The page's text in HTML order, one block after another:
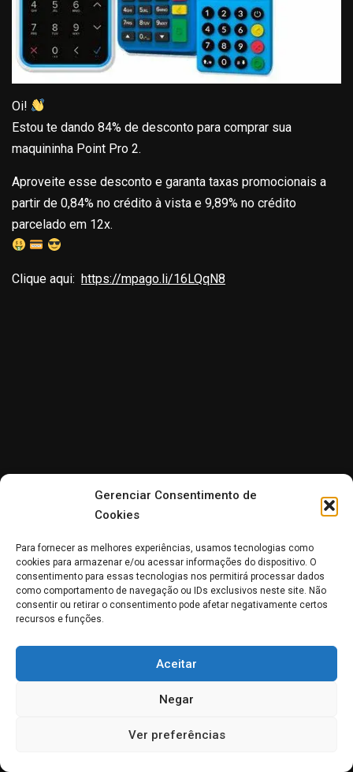
Gerenciar Consentimento de
Cookies
Para fornecer as melhores experiências, usamos tecnologias como
cookies para armazenar e/ou acessar informações do dispositivo. O
consentimento para essas tecnologias nos permitirá processar dados
como comportamento de navegação ou IDs exclusivos neste site. Não
consentir ou retirar o consentimento pode afetar negativamente certos
recursos e funções.
Aceitar
Negar
Ver preferências
Oi!
Estou te dando 84% de desconto para comprar sua
maquininha Point Pro 2.
Aproveite esse desconto e garanta taxas promocionais a
partir de 0,84% no crédito à vista e 9,89% no crédito
parcelado em 12x.
Clique aqui: https://mpago.li/16LQqN8